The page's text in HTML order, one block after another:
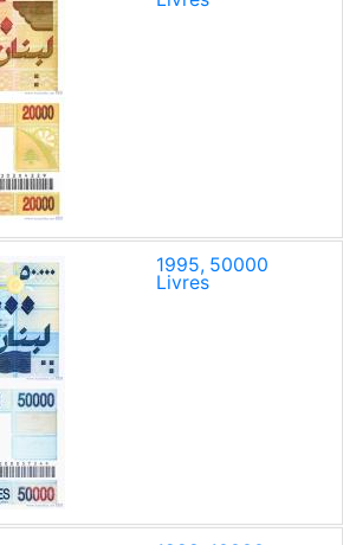
1995, 50000
Livres